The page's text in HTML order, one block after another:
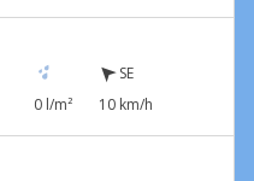
0 l/m²
SE
10 km/h